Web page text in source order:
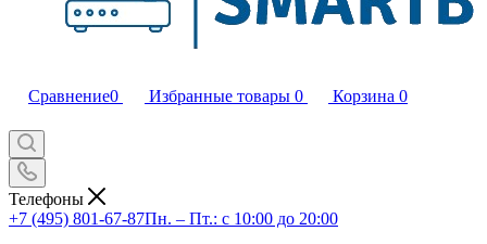
Сравнение0 Избранные товары 0 Корзина 0
Телефоны
+7 (495) 801-67-87Пн. – Пт.: с 10:00 до 20:00